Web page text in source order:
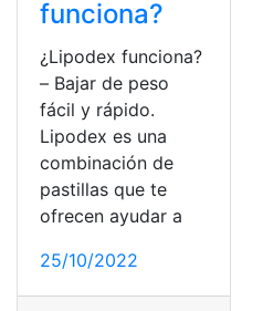
funciona?
¿Lipodex funciona?
– Bajar de peso
fácil y rápido.
Lipodex es una
combinación de
pastillas que te
ofrecen ayudar a
25/10/2022